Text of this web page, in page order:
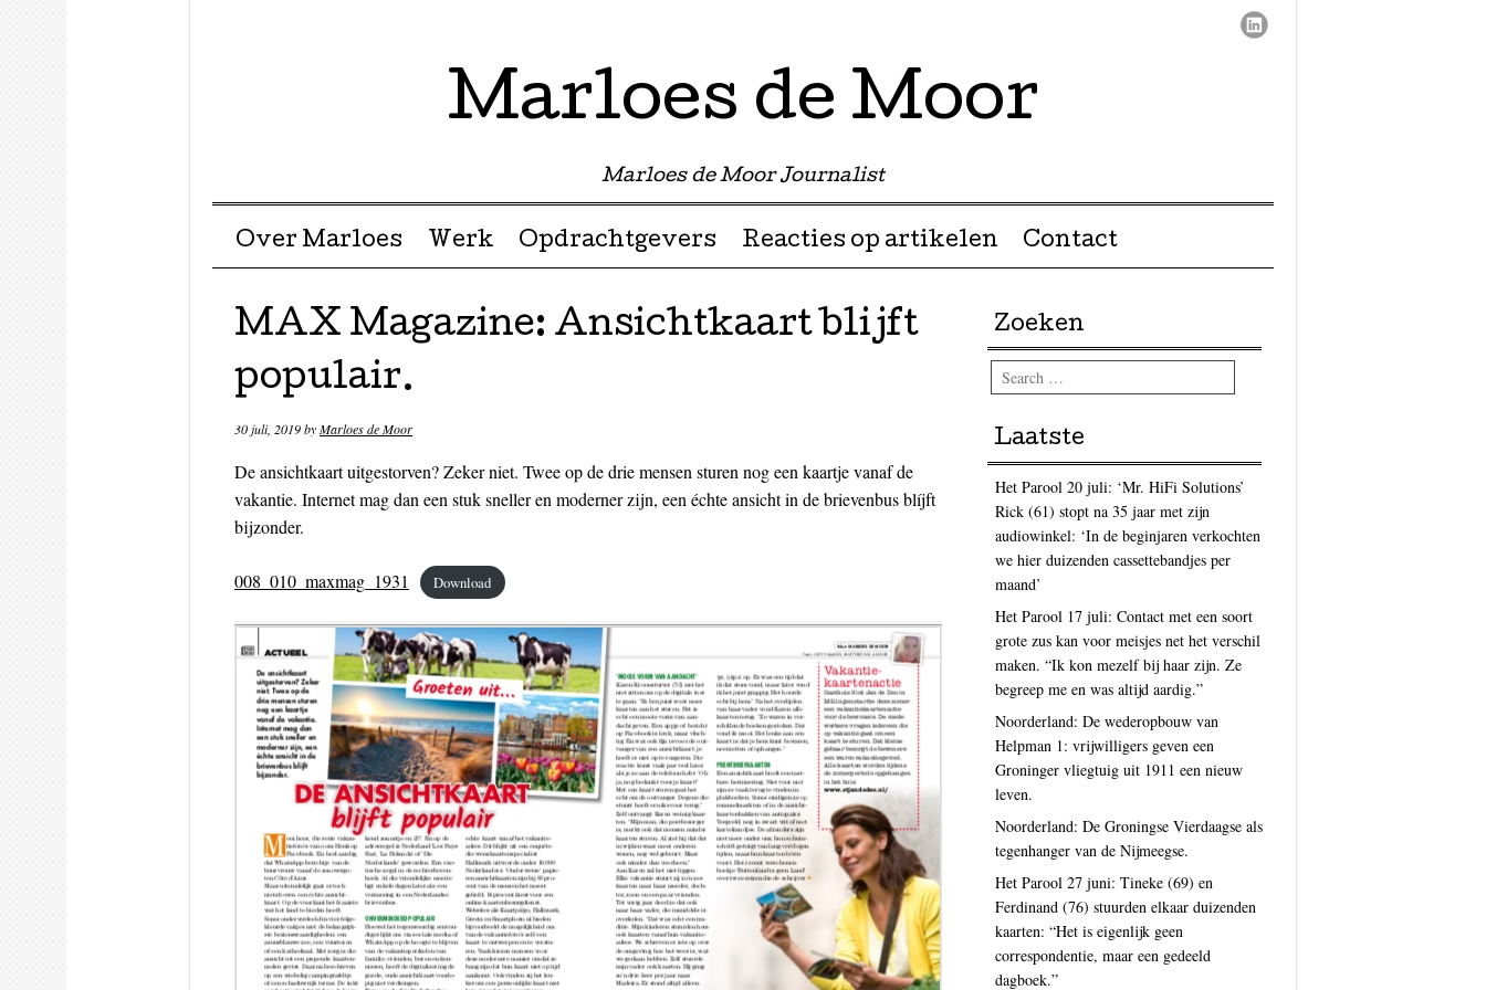
Marloes de Moor
Marloes de Moor Journalist
Menu ☰
Skip to content
Over Marloes Werk Opdrachtgevers Reacties op artikelen Contact
MAX Magazine: Ansichtkaart blijft
populair.
30 juli, 2019byMarloes de Moor
De ansichtkaart uitgestorven? Zeker niet. Twee op de drie mensen sturen nog een kaartje vanaf de
vakantie. Internet mag dan een stuk sneller en moderner zijn, een échte ansicht in de brievenbus blíjft
bijzonder.
008_010_maxmag_1931 Download
Zoeken
Search
Laatste
Het Parool 20 juli: ‘Mr. HiFi Solutions’
Rick (61) stopt na 35 jaar met zijn
audiowinkel: ‘In de beginjaren verkochten
we hier duizenden cassettebandjes per
maand’
Het Parool 17 juli: Contact met een soort
grote zus kan voor meisjes net het verschil
maken. “Ik kon mezelf bij haar zijn. Ze
begreep me en was altijd aardig.”
Noorderland: De wederopbouw van
Helpman 1: vrijwilligers geven een
Groninger vliegtuig uit 1911 een nieuw
leven.
Noorderland: De Groningse Vierdaagse als
tegenhanger van de Nijmeegse.
Het Parool 27 juni: Tineke (69) en
Ferdinand (76) stuurden elkaar duizenden
kaarten: “Het is eigenlijk geen
correspondentie, maar een gedeeld
dagboek.”